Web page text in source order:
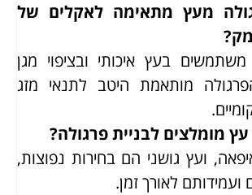
מעץ מתאימה לאקלים של
בעץ איכותי ובציפוי מגן
מותאמת היטב לתנאי מזג
עץ מומלצים לבניית פרגולה?
ועץ גושני הם בחירות נפוצות,
לאורך זמן.